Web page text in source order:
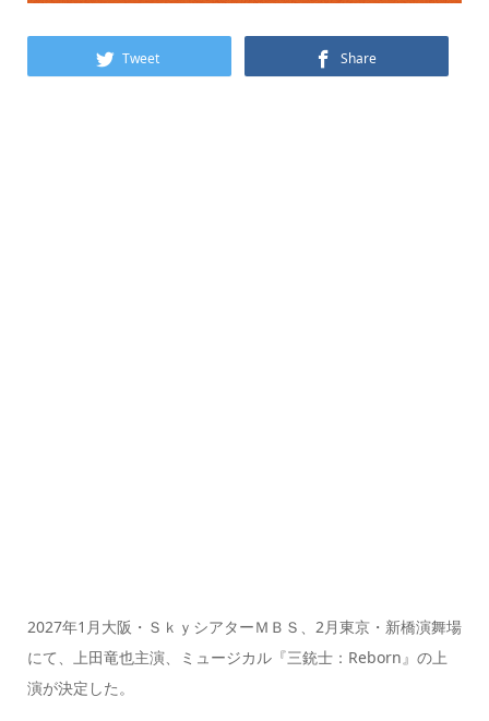
Tweet Share
2027年1月大阪・ＳｋｙシアターＭＢＳ、2月東京・新橋演舞場
にて、上田竜也主演、ミュージカル『三銃士：Reborn』の上
演が決定した。